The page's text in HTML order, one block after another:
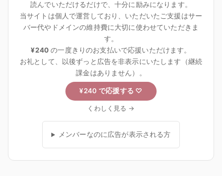
読んでいただけるだけで、十分に励みになります。
当サイトは個人で運営しており、いただいたご支援はサー
バー代やドメインの維持費に大切に使わせていただきま
す。
¥240 の一度きりのお支払いで応援いただけます。
お礼として、以後ずっと広告を非表示にいたします（継続
課金はありません）。
¥240 で応援する ♡
くわしく見る →
メンバーなのに広告が表示される方